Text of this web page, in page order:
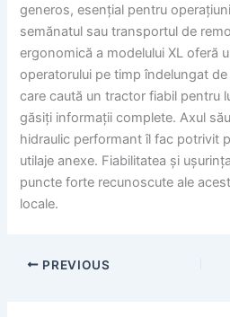
generos, esențial pentru
semănatul sau transportul de
ergonomică a modelului XL oferă
operatorului pe timp îndelungat
care caută un tractor fiabil pentru
găsiți informații complete. Axul
hidraulic performant îl fac potrivit
utilaje anexe. Fiabilitatea și
puncte forte recunoscute ale
locale.
PREVIOUS